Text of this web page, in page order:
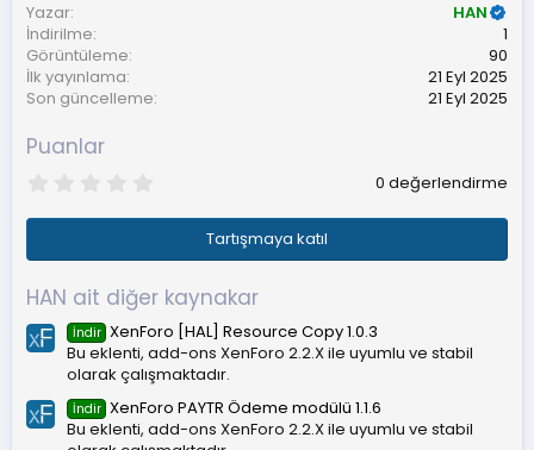
k
i
l
e
r
Yazar
HAN
İndirilme
1
Görüntüleme
90
İlk yayınlama
21 Eyl 2025
Son güncelleme
21 Eyl 2025
Puanlar
0
l
d
ı
z
0 değerlendirme
Tartışmaya katıl
HAN ait diğer kaynakar
İndir XenForo [HAL] Resource Copy 1.0.3
Bu eklenti, add-ons XenForo 2.2.X ile uyumlu ve stabil
olarak çalışmaktadır.
İndir XenForo PAYTR Ödeme modülü 1.1.6
Bu eklenti, add-ons XenForo 2.2.X ile uyumlu ve stabil